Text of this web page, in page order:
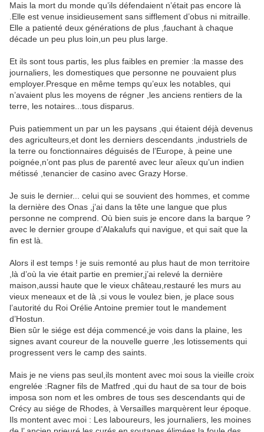
Mais la mort du monde qu’ils défendaient n’était pas encore là
.Elle est venue insidieusement sans sifflement d’obus ni mitraille.
Elle a patienté deux générations de plus ,fauchant à chaque
décade un peu plus loin,un peu plus large.
Et ils sont tous partis, les plus faibles en premier :la masse des
journaliers, les domestiques que personne ne pouvaient plus
employer.Presque en même temps qu’eux les notables, qui
n’avaient plus les moyens de régner ,les anciens rentiers de la
terre, les notaires...tous disparus.
Puis patiemment un par un les paysans ,qui étaient déjà devenus
des agriculteurs,et dont les derniers descendants ,industriels de
la terre ou fonctionnaires déguisés de l’Europe, à peine une
poignée,n’ont pas plus de parenté avec leur aîeux qu’un indien
métissé ,tenancier de casino avec Grazy Horse.
Je suis le dernier... celui qui se souvient des hommes, et comme
la dernière des Onas ,j’ai dans la tête une langue que plus
personne ne comprend. Où bien suis je encore dans la barque ?
avec le dernier groupe d’Alakalufs qui navigue, et qui sait que la
fin est là.
Alors il est temps ! je suis remonté au plus haut de mon territoire
,là d’où la vie était partie en premier,j’ai relevé la dernière
maison,aussi haute que le vieux château,restauré les murs au
vieux meneaux et de là ,si vous le voulez bien, je place sous
l’autorité du Roi Orélie Antoine premier tout le mandement
d’Hostun.
Bien sûr le siége est déja commencé,je vois dans la plaine, les
signes avant coureur de la nouvelle guerre ,les lotissements qui
progressent vers le camp des saints.
Mais je ne viens pas seul,ils montent avec moi sous la vieille croix
engrelée :Ragner fils de Matfred ,qui du haut de sa tour de bois
imposa son nom et les ombres de tous ses descendants qui de
Crécy au siége de Rhodes, à Versailles marquèrent leur époque.
Ils montent avec moi : Les laboureurs, les journaliers, les moines